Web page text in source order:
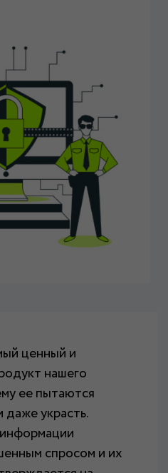
ценный и
нашего
ее пытаются
даже украсть.
спросом и их